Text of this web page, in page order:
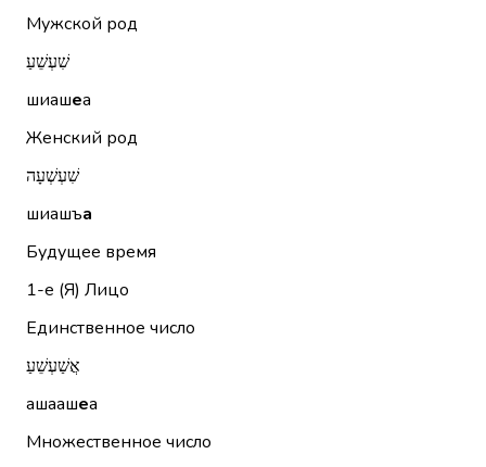
Мужской род
שִׁעְשֵׁעַ
шиашеа
Женский род
שִׁעְשְׁעָה
шиашъа
Будущее время
1-е (Я) Лицо
Единственное число
אֲשַׁעְשֵׁעַ
ашаашеа
Множественное число